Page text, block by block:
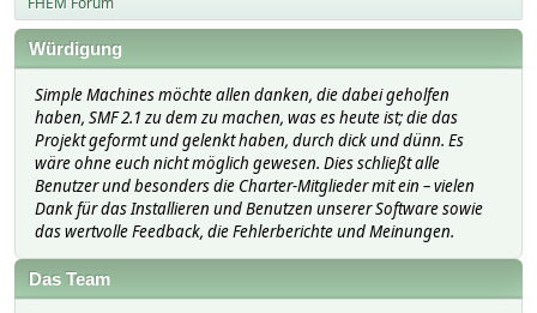
Würdigung
Simple Machines möchte allen danken, die dabei geholfen
haben, SMF 2.1 zu dem zu machen, was es heute ist; die das
Projekt geformt und gelenkt haben, durch dick und dünn. Es
wäre ohne euch nicht möglich gewesen. Dies schließt alle
Benutzer und besonders die Charter-Mitglieder mit ein – vielen
Dank für das Installieren und Benutzen unserer Software sowie
das wertvolle Feedback, die Fehlerberichte und Meinungen.
Das Team